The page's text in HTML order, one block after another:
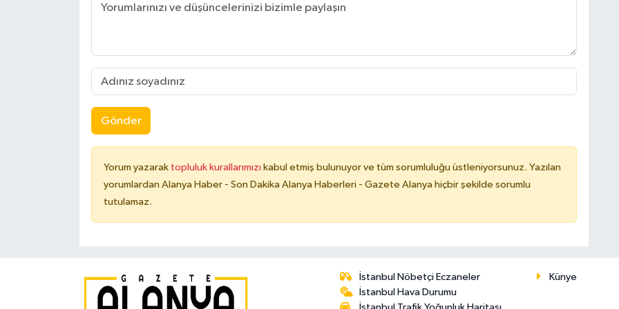
Gönder
Yorum yazarak topluluk kurallarımızı kabul etmiş bulunuyor ve tüm sorumluluğu üstleniyorsunuz. Yazılan
yorumlardan Alanya Haber - Son Dakika Alanya Haberleri - Gazete Alanya hiçbir şekilde sorumlu
tutulamaz.
İstanbul Nöbetçi Eczaneler
İstanbul Hava Durumu
Künye